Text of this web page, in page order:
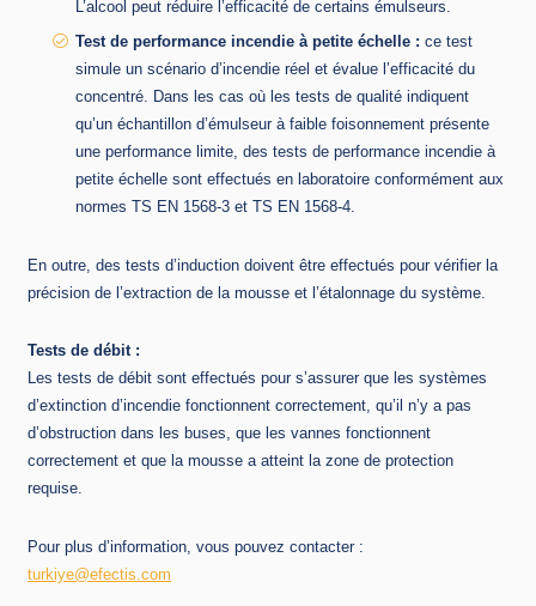
L’alcool peut réduire l’efficacité de certains émulseurs.
Test de performance incendie à petite échelle : ce test
simule un scénario d’incendie réel et évalue l’efficacité du
concentré. Dans les cas où les tests de qualité indiquent
qu’un échantillon d’émulseur à faible foisonnement présente
une performance limite, des tests de performance incendie à
petite échelle sont effectués en laboratoire conformément aux
normes TS EN 1568-3 et TS EN 1568-4.
En outre, des tests d’induction doivent être effectués pour vérifier la
précision de l’extraction de la mousse et l’étalonnage du système.
Tests de débit :
Les tests de débit sont effectués pour s’assurer que les systèmes
d’extinction d’incendie fonctionnent correctement, qu’il n’y a pas
d’obstruction dans les buses, que les vannes fonctionnent
correctement et que la mousse a atteint la zone de protection
requise.
Pour plus d’information, vous pouvez contacter :
turkiye@efectis.com